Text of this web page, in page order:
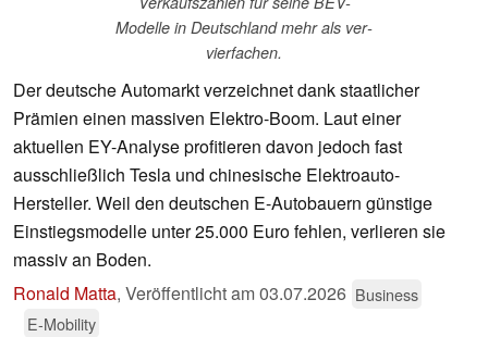
Modelle in Deutschland mehr als ver­
vier­fa­chen.
Der deutsche Automarkt verzeichnet dank staatlicher
Prämien einen massiven Elektro-Boom. Laut einer
aktuellen EY-Analyse profitieren davon jedoch fast
ausschließlich Tesla und chinesische Elektroauto-
Hersteller. Weil den deutschen E-Autobauern günstige
Einstiegsmodelle unter 25.000 Euro fehlen, verlieren sie
massiv an Boden.
Ronald Matta, Veröffentlicht am03.07.2026 Business
E-Mobility